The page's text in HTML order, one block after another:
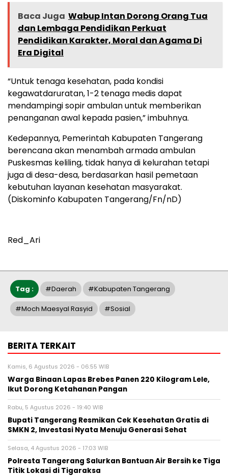
Baca Juga Wabup Intan Dorong Orang Tua
dan Lembaga Pendidikan Perkuat
Pendidikan Karakter, Moral dan Agama Di
Era Digital
“Untuk tenaga kesehatan, pada kondisi
kegawatdaruratan, 1-2 tenaga medis dapat
mendampingi sopir ambulan untuk memberikan
penanganan awal kepada pasien,” imbuhnya.
Kedepannya, Pemerintah Kabupaten Tangerang
berencana akan menambah armada ambulan
Puskesmas keliling, tidak hanya di kelurahan tetapi
juga di desa-desa, berdasarkan hasil pemetaan
kebutuhan layanan kesehatan masyarakat.
(Diskominfo Kabupaten Tangerang/Fn/nD)
Red_Ari
Tag : #Daerah #Kabupaten Tangerang
#Moch Maesyal Rasyid #Sosial
BERITA TERKAIT
Kamis, 6 Agustus 2026 - 06:55 WIB
Warga Binaan Lapas Brebes Panen 220 Kilogram Lele,
Ikut Dorong Ketahanan Pangan
Rabu, 5 Agustus 2026 - 19:40 WIB
‎Bupati Tangerang Resmikan Cek Kesehatan Gratis di
SMKN 2, Investasi Nyata Menuju Generasi Sehat
Selasa, 4 Agustus 2026 - 17:03 WIB
Polresta Tangerang Salurkan Bantuan Air Bersih ke Tiga
Titik Lokasi di Tigaraksa